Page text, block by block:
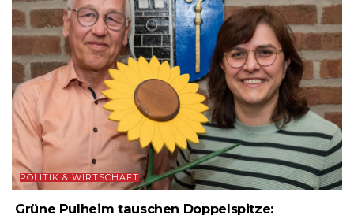
POLITIK & WIRTSCHAFT
Grüne Pulheim tauschen Doppelspitze: